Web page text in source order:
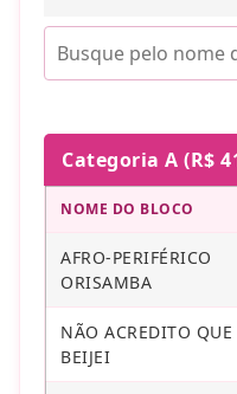
Categoria A (R$
NOME DO BLOCO
AFRO-PERIFÉRICO
ORISAMBA
NÃO ACREDITO QUE
BEIJEI